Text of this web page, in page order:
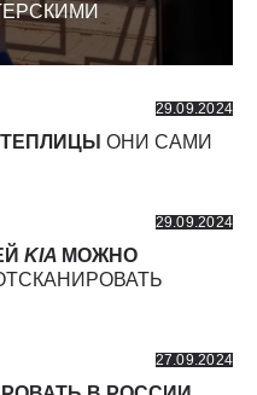
29.09.2024
ОНИ САМИ
29.09.2024
KIA МОЖНО
27.09.2024